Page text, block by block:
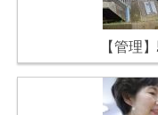
【管理